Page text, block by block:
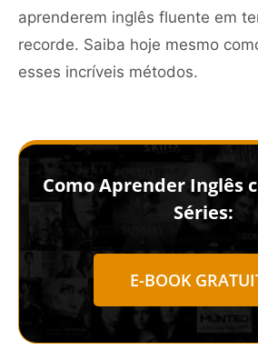
aprenderem inglês fluente em
recorde. Saiba hoje mesmo
esses incríveis métodos.
Como Aprender Inglês
Séries:
E-BOOK